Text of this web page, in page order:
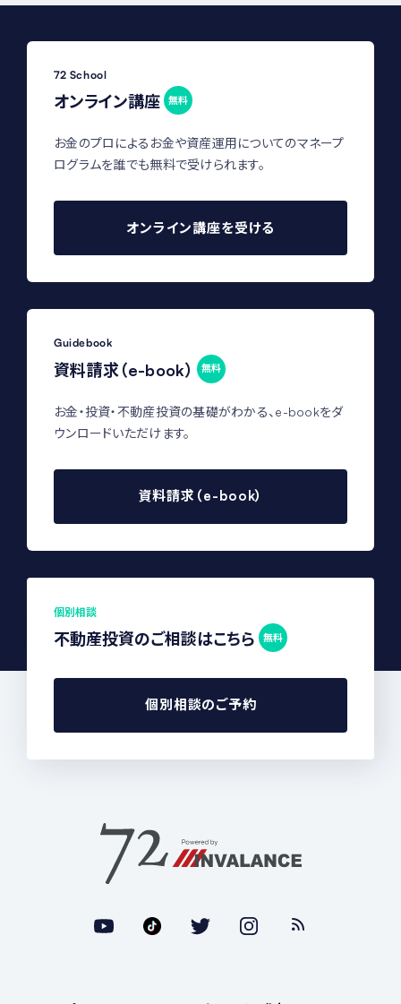
72 School
オンライン講座 無料
お金のプロによるお金や資産運用についてのマネープ
ログラムを誰でも無料で受けられます。
オンライン講座を受ける
Guidebook
資料請求（e-book） 無料
お金・投資・不動産投資の基礎がわかる、e-bookをダ
ウンロードいただけます。
資料請求（e-book）
個別相談
不動産投資のご相談はこちら 無料
個別相談のご予約